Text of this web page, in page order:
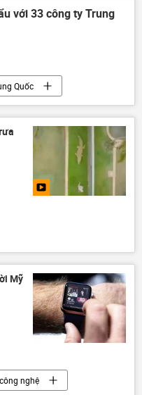
với 33 công ty Trung
Quốc
Mỹ
công nghệ